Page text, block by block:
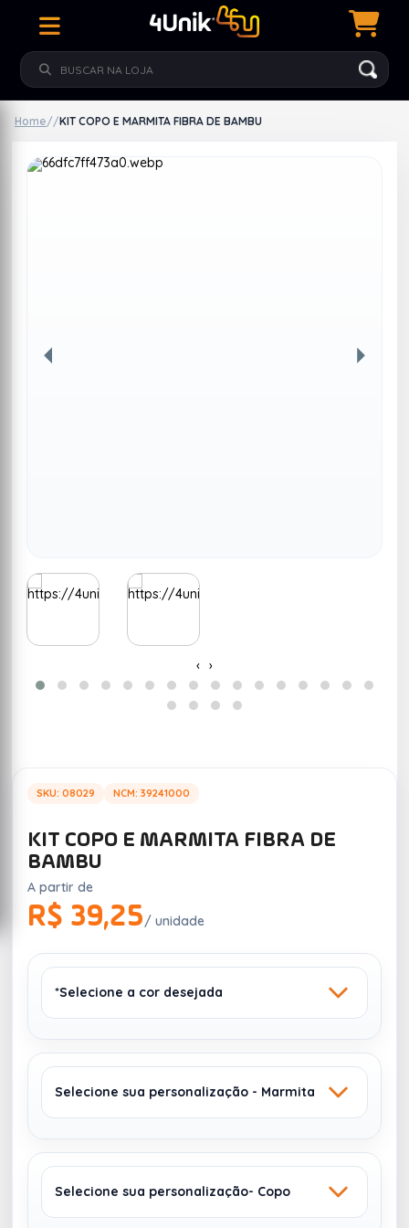
Home//KIT COPO E MARMITA FIBRA DE BAMBU
‹ ›
SKU: 08029 NCM: 39241000
KIT COPO E MARMITA FIBRA DE
BAMBU
A partir de
R$ 39,25/ unidade
*Selecione a cor desejada
729 2923
Selecione sua personalização - Marmita
Selecione sua personalização- Copo